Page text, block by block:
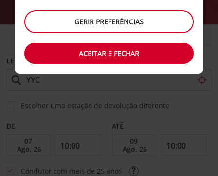
CARRO COMERCIAIS
LEVANTAR EM
Escolher uma estação de devolução diferente
DE ATÉ
Condutor com mais de 25 anos
GERIR PREFERÊNCIAS
ACEITAR E FECHAR